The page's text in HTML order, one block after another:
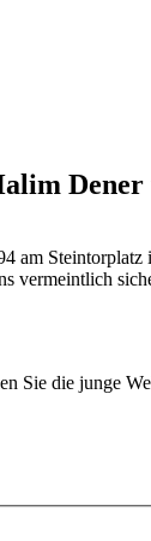
am
vermeintlich
Sie die junge